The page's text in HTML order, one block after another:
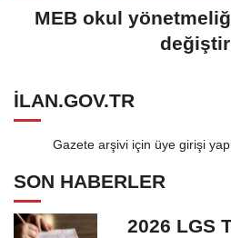
MEB okul
ILAN.GOV.TR
Gazete arşivi için üye girişi
SON HABERLER
2026 LGS